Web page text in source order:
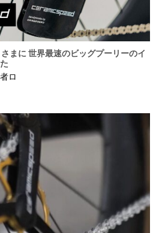
まに 世界最速のビッグプーリーのイ
ロ